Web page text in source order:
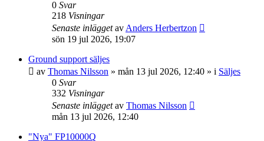
0 Svar
218 Visningar
Senaste inläggetav Anders Herbertzon
sön 19 jul 2026, 19:07
Ground support säljes
av Thomas Nilsson » mån 13 jul 2026, 12:40 » i Säljes
0 Svar
332 Visningar
Senaste inläggetav Thomas Nilsson
mån 13 jul 2026, 12:40
"Nya" FP10000Q